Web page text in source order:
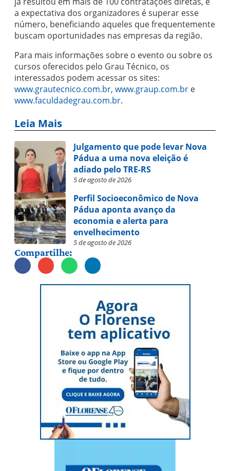
a expectativa dos organizadores é superar esse
número, beneficiando aqueles que frequentemente
buscam oportunidades nas empresas da região.
Para mais informações sobre o evento ou sobre os
cursos oferecidos pelo Grau Técnico, os
interessados podem acessar os sites:
www.grautecnico.com.br, www.graup.com.br e
www.faculdadegrau.com.br.
Leia Mais
Julgamento que pode levar Nova
Pádua a uma nova eleição é
adiado pelo TRE-RS
5 de agosto de 2026
Perfil Socioeconômico de Nova
Pádua aponta avanço da
economia e alerta para
envelhecimento
5 de agosto de 2026
Compartilhe: